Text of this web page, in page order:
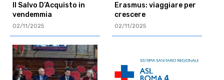
Il Salvo D’Acquisto in
vendemmia
02/11/2025
Erasmus: viaggiare per
crescere
02/11/2025